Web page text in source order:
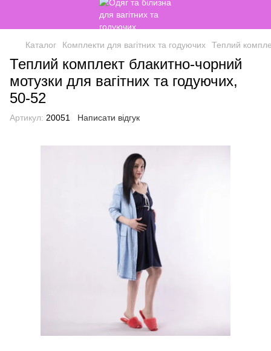
Каталог Комплекти для вагітних та годуючих Теплий
Теплий комплект блакитно-чорний
мотузки для вагітних та годуючих,
50-52
Артикул: 20051 Написати відгук